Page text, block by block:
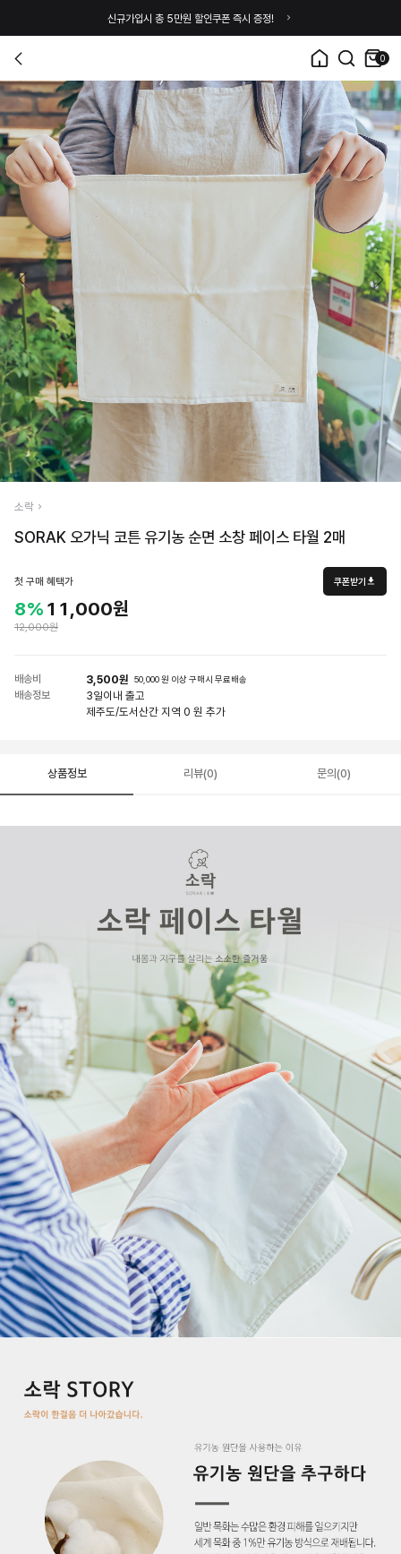
신규가입시 총 5만원 할인쿠폰 즉시 증정!
0
소락
SORAK 오가닉 코튼 유기농 순면 소창 페이스 타월 2매
첫 구매 혜택가 쿠폰받기
8% 11,000원
12,000원
배송비 3,500원 50,000 원 이상 구매시 무료배송
배송정보 3일이내 출고
제주도/도서산간 지역 0 원 추가
상품정보 리뷰(0) 문의(0)